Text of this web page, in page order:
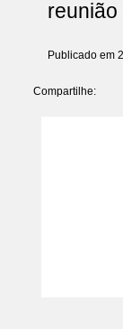
reunião
Publicado em
Compartilhe: